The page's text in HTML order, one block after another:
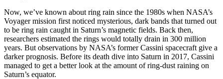
Now, we’ve known about ring rain since the 1980s when NASA’s
Voyager mission first noticed mysterious, dark bands that turned out
to be ring rain caught in Saturn’s magnetic fields. Back then,
researchers estimated the rings would totally drain in 300 million
years. But observations by NASA’s former Cassini spacecraft give a
darker prognosis. Before its death dive into Saturn in 2017, Cassini
managed to get a better look at the amount of ring-dust raining on
Saturn’s equator.